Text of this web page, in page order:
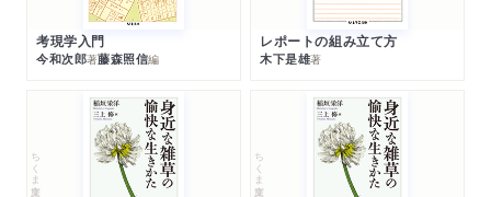
考現学入門
今和次郎著藤森照信編
レポートの組み立て方
木下是雄著
ちくま文庫 ちくま文庫